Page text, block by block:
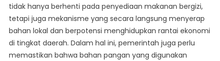
tidak hanya berhenti pada penyediaan makanan bergizi,
tetapi juga mekanisme yang secara langsung menyerap
bahan lokal dan berpotensi menghidupkan rantai ekonomi
di tingkat daerah. Dalam hal ini, pemerintah juga perlu
memastikan bahwa bahan pangan yang digunakan